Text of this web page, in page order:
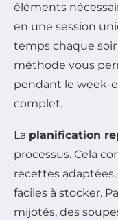
éléments
en une session
temps chaque
méthode vous
pendant le week-
complet.
La planification
processus. Cela
recettes
faciles à stocker.
mijotés, des